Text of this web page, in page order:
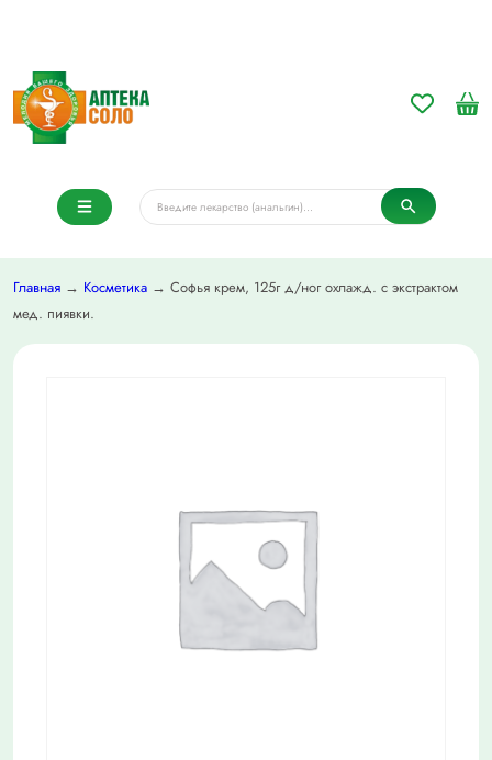
Главная → Косметика → Софья крем, 125г д/ног охлажд. с экстрактом
мед. пиявки.